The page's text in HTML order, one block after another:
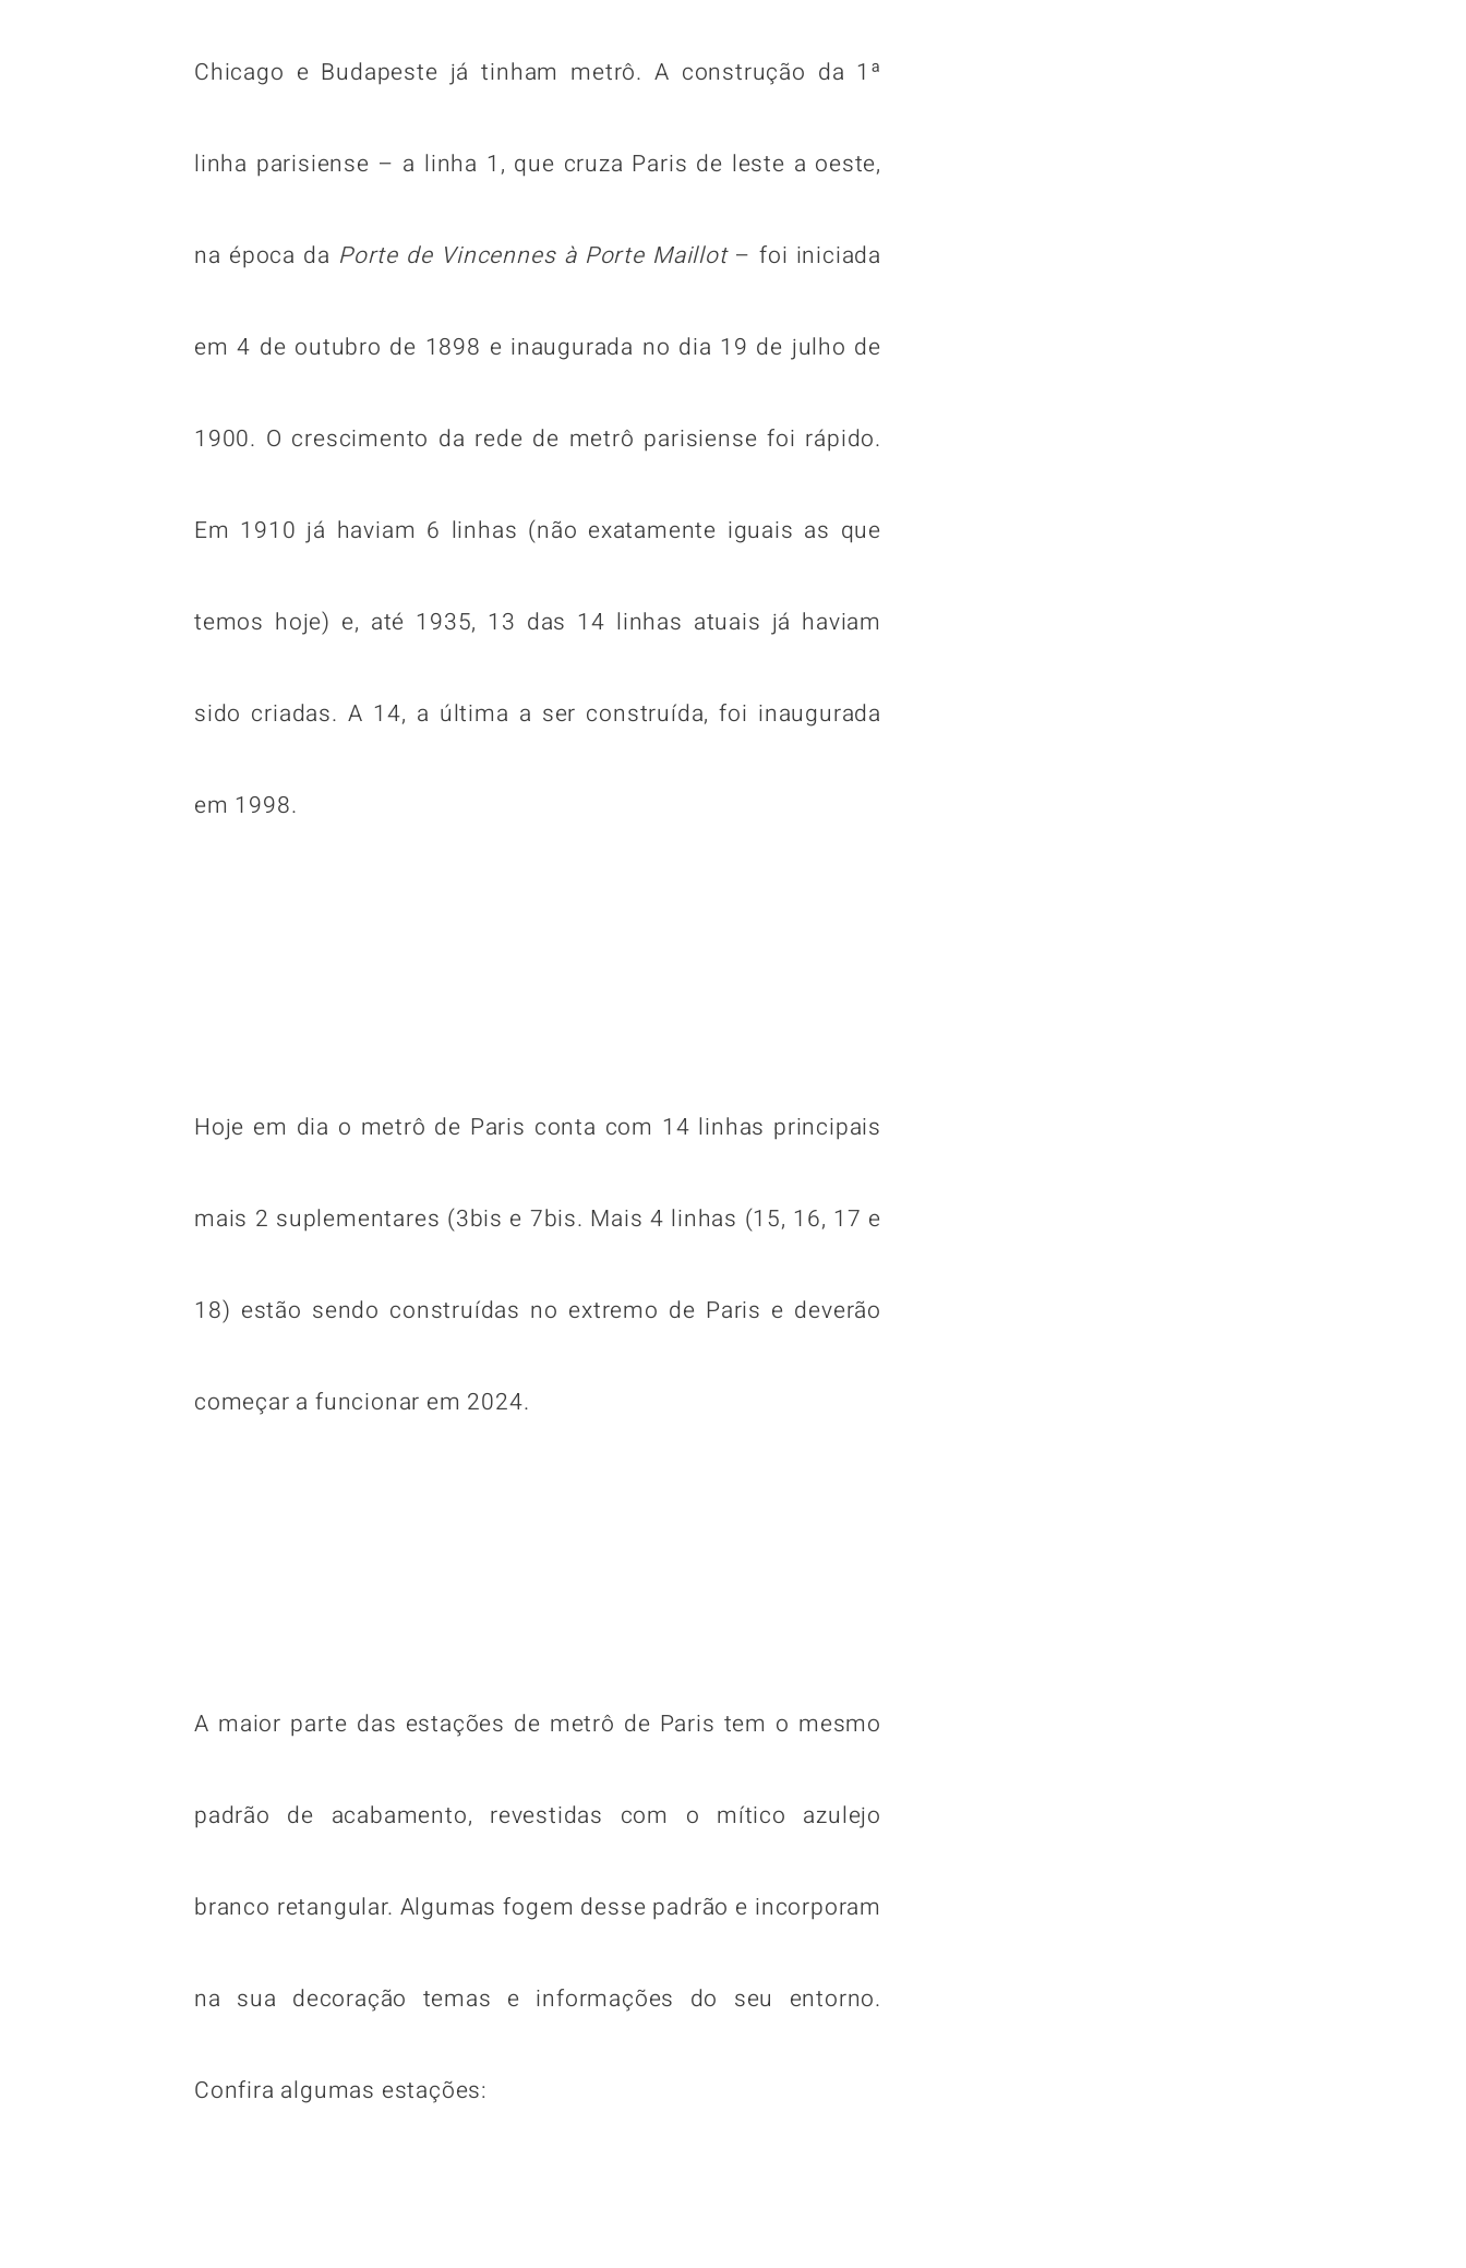
Chicago e Budapeste já tinham metrô. A construção da 1ª
linha parisiense – a linha 1, que cruza Paris de leste a oeste,
na época da Porte de Vincennes à Porte Maillot – foi iniciada
em 4 de outubro de 1898 e inaugurada no dia 19 de julho de
1900. O crescimento da rede de metrô parisiense foi rápido.
Em 1910 já haviam 6 linhas (não exatamente iguais as que
temos hoje) e, até 1935, 13 das 14 linhas atuais já haviam
sido criadas. A 14, a última a ser construída, foi inaugurada
em 1998.
Hoje em dia o metrô de Paris conta com 14 linhas principais
mais 2 suplementares (3bis e 7bis. Mais 4 linhas (15, 16, 17 e
18) estão sendo construídas no extremo de Paris e deverão
começar a funcionar em 2024.
A maior parte das estações de metrô de Paris tem o mesmo
padrão de acabamento, revestidas com o mítico azulejo
branco retangular. Algumas fogem desse padrão e incorporam
na sua decoração temas e informações do seu entorno.
Confira algumas estações: